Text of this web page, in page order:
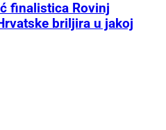
finalistica Rovinj
briljira u jakoj